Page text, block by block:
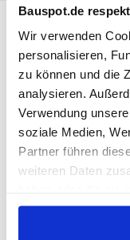
Bauspot.de
Wir verwenden
personalisieren,
zu können und die
analysieren.
Verwendung
soziale Medien,
Partner führen
weiteren Daten
gesammelt haben.
und